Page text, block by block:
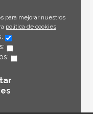
para mejorar nuestros
política de cookies.